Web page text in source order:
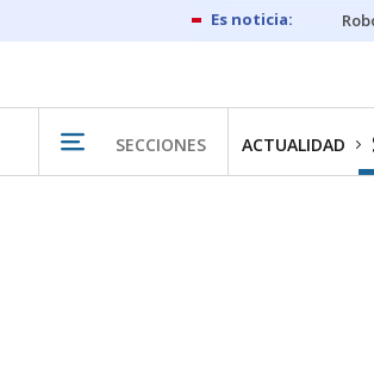
SECCIONES ACTUALIDAD